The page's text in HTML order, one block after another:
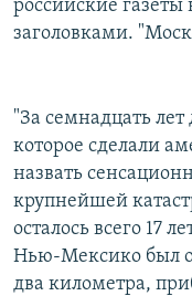
российские
заголовками.
"За семнадцать
которое сделали
назвать
крупнейшей
осталось всего 17
Нью-Мексико был
два километра,